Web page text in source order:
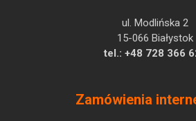
ul. Modlińska 2
15-066 Białystok
tel.: +48 728 366
Zamówienia